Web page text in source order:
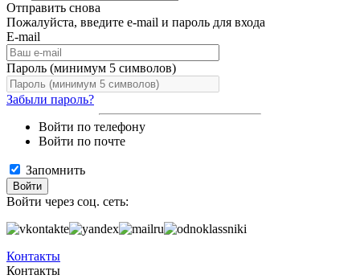
Отправить снова
Пожалуйста, введите e-mail и пароль для входа
E-mail
Пароль (минимум 5 символов)
Забыли пароль?
Войти по телефону
Войти по почте
Запомнить
Войти
Войти через соц. сеть:
Контакты
Контакты